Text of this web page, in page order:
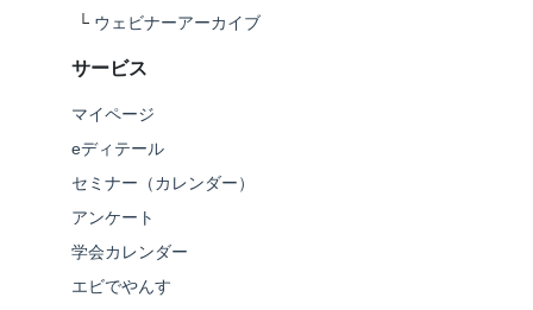
└ ウェビナーアーカイブ
サービス
マイページ
eディテール
セミナー（カレンダー）
アンケート
学会カレンダー
エビでやんす